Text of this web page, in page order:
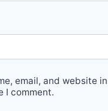
email, and website
I comment.